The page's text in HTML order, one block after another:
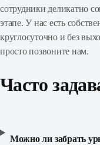
сотрудники деликатно
этапе. У нас есть
круглосуточно и без
просто позвоните нам.
Часто
Можно ли забрать